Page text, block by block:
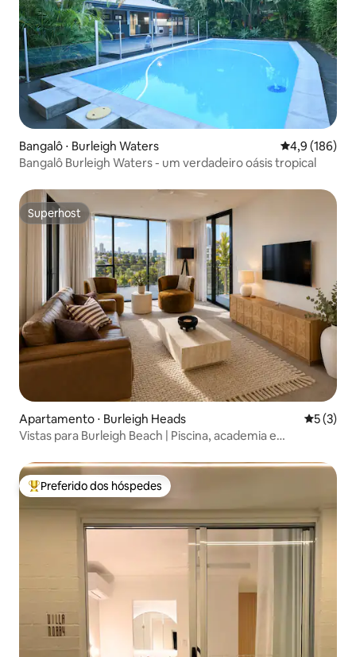
Bangalô ⋅ Burleigh Waters 4,9 de uma
4,9 (186)
Bangalô Burleigh Waters - um verdadeiro oásis tropical
Superhost
Superhost
Apartamento ⋅ Burleigh Heads 5 de
5 (3)
Vistas para Burleigh Beach | Piscina, academia e
Entre os melhores preferidos dos hóspedes
Preferido dos hóspedes